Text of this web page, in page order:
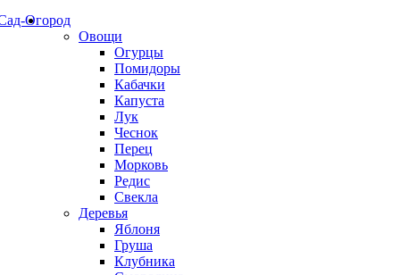
Огород
Овощи
Огурцы
Помидоры
Кабачки
Капуста
Лук
Чеснок
Перец
Морковь
Редис
Свекла
Деревья
Яблоня
Груша
Клубника